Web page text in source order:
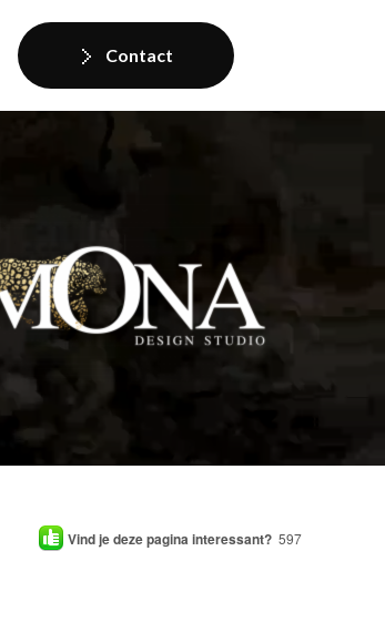
Contact
Vind je deze pagina interessant? 597